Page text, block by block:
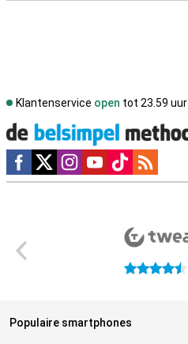
Klantenservice open tot 23.59 uur
Social media
4.5 sterren
Populaire smartphones